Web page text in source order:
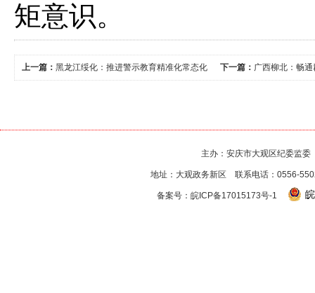
矩意识。
上一篇： 黑龙江绥化：推进警示教育精准化常态化 下一篇： 广西柳北：畅
主办：安庆市大观区纪委监
地址：大观政务新区 联系电话：0556-
备案号： 皖ICP备17015173号-1